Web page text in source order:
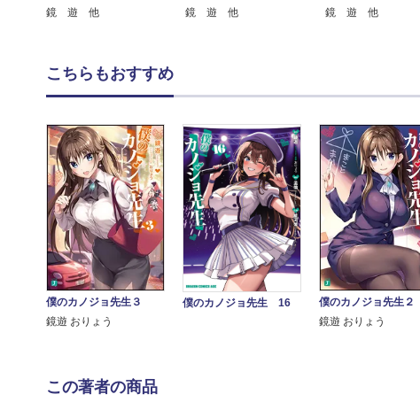
鏡 遊 他
鏡 遊 他
鏡 遊 他
こちらもおすすめ
僕のカノジョ先生３
鏡遊 おりょう
僕のカノジョ先生 16
僕のカノジョ先生２
鏡遊 おりょう
この著者の商品